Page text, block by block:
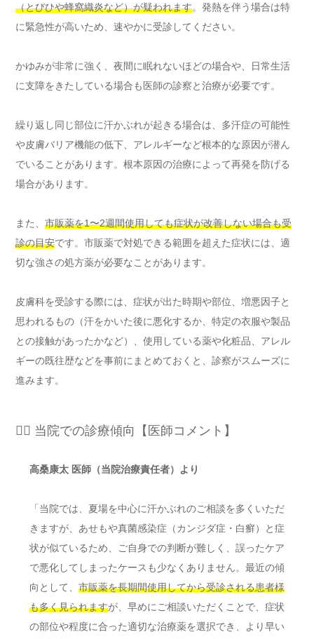
（とびひや蜂窩織炎など）が疑われます。発熱を伴う場合は特
に緊急性が高いため、速やかに受診してください。
かゆみが非常に強く、夜間に眠れないほどの場合や、日常生活
に支障をきたしている場合も医師の診察と治療が必要です。
繰り返し同じ部位に汗かぶれが起きる場合は、多汗症の可能性
や皮膚バリア機能の低下、アレルギーなど根本的な原因が潜ん
でいることがあります。根本原因の治療によって再発を防げる
場合があります。
また、 市販薬を1〜2週間使用しても症状が改善しない場合も受
診の目安です。市販薬で対処できる範囲を超えた症状には、適
切な強さの処方薬が必要なことがあります。
皮膚科を受診する際には、症状が出た時期や部位、増悪因子と
思われるもの（汗をかいた後に悪化するか、特定の衣服や製品
との接触があったかなど）、使用している薬や化粧品、アレル
ギーの既往歴などを事前にまとめておくと、診察がスムーズに
進みます。
👨‍⚕️ 当院での診療傾向【医師コメント】
高桑康太 医師（当院治療責任者）より
「当院では、夏場を中心に汗かぶれのご相談を多くいただ
きますが、あせもや真菌感染症（カンジダ症・白癬）と症
状が似ているため、ご自身での判断が難しく、誤ったケア
で悪化してしまったケースも少なくありません。最近の傾
向として、 市販薬を長期間使用してから受診される患者様
も多く見られますが、早めにご相談いただくことで、症状
の部位や程度に合った適切な治療薬を選択でき、より早い